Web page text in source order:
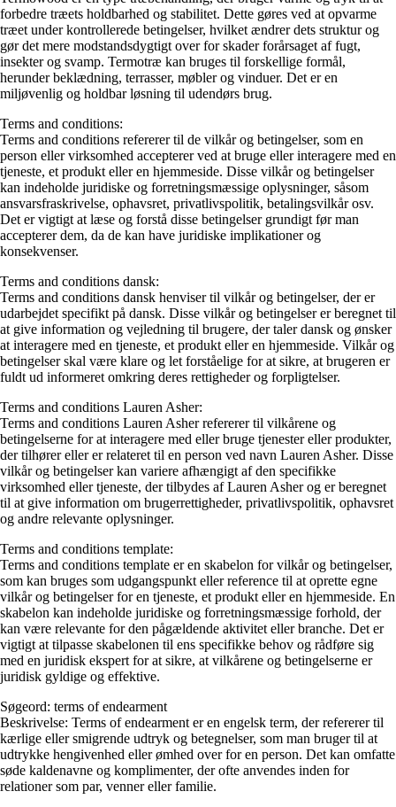
forbedre træets holdbarhed og stabilitet. Dette gøres ved at opvarme
træet under kontrollerede betingelser, hvilket ændrer dets struktur og
gør det mere modstandsdygtigt over for skader forårsaget af fugt,
insekter og svamp. Termotræ kan bruges til forskellige formål,
herunder beklædning, terrasser, møbler og vinduer. Det er en
miljøvenlig og holdbar løsning til udendørs brug.
Terms and conditions:
Terms and conditions refererer til de vilkår og betingelser, som en
person eller virksomhed accepterer ved at bruge eller interagere med en
tjeneste, et produkt eller en hjemmeside. Disse vilkår og betingelser
kan indeholde juridiske og forretningsmæssige oplysninger, såsom
ansvarsfraskrivelse, ophavsret, privatlivspolitik, betalingsvilkår osv.
Det er vigtigt at læse og forstå disse betingelser grundigt før man
accepterer dem, da de kan have juridiske implikationer og
konsekvenser.
Terms and conditions dansk:
Terms and conditions dansk henviser til vilkår og betingelser, der er
udarbejdet specifikt på dansk. Disse vilkår og betingelser er beregnet til
at give information og vejledning til brugere, der taler dansk og ønsker
at interagere med en tjeneste, et produkt eller en hjemmeside. Vilkår og
betingelser skal være klare og let forståelige for at sikre, at brugeren er
fuldt ud informeret omkring deres rettigheder og forpligtelser.
Terms and conditions Lauren Asher:
Terms and conditions Lauren Asher refererer til vilkårene og
betingelserne for at interagere med eller bruge tjenester eller produkter,
der tilhører eller er relateret til en person ved navn Lauren Asher. Disse
vilkår og betingelser kan variere afhængigt af den specifikke
virksomhed eller tjeneste, der tilbydes af Lauren Asher og er beregnet
til at give information om brugerrettigheder, privatlivspolitik, ophavsret
og andre relevante oplysninger.
Terms and conditions template:
Terms and conditions template er en skabelon for vilkår og betingelser,
som kan bruges som udgangspunkt eller reference til at oprette egne
vilkår og betingelser for en tjeneste, et produkt eller en hjemmeside. En
skabelon kan indeholde juridiske og forretningsmæssige forhold, der
kan være relevante for den pågældende aktivitet eller branche. Det er
vigtigt at tilpasse skabelonen til ens specifikke behov og rådføre sig
med en juridisk ekspert for at sikre, at vilkårene og betingelserne er
juridisk gyldige og effektive.
Søgeord: terms of endearment
Beskrivelse: Terms of endearment er en engelsk term, der refererer til
kærlige eller smigrende udtryk og betegnelser, som man bruger til at
udtrykke hengivenhed eller ømhed over for en person. Det kan omfatte
søde kaldenavne og komplimenter, der ofte anvendes inden for
relationer som par, venner eller familie.